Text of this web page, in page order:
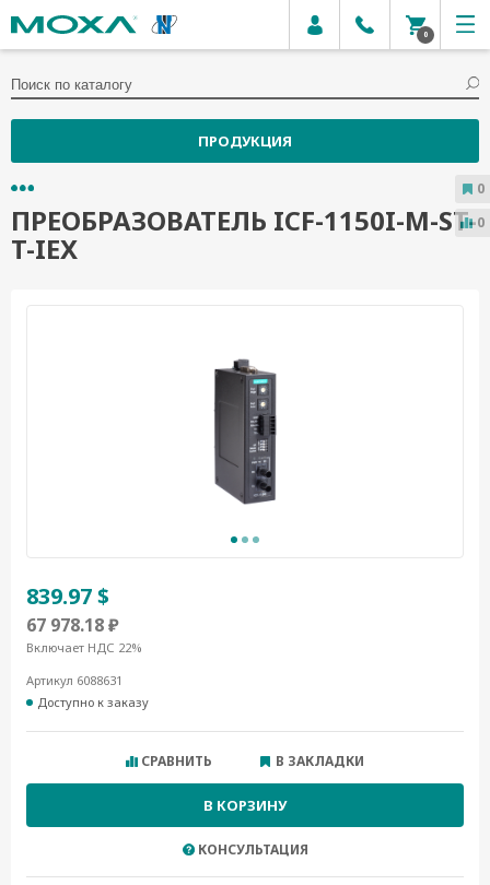
0
ПРОДУКЦИЯ
ПРЕОБРАЗОВАТЕЛЬ ICF-1150I-M-ST-
T-IEX
839.97 $
67 978.18 ₽
Включает НДС 22%
Артикул 6088631
Доступно к заказу
СРАВНИТЬ В ЗАКЛАДКИ
В КОРЗИНУ
КОНСУЛЬТАЦИЯ
0
0